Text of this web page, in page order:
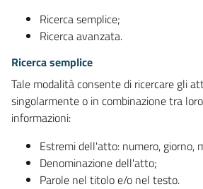
Ricerca semplice;
Ricerca avanzata.
Ricerca semplice
Tale modalità consente di ricercare gli
singolarmente o in combinazione tra
informazioni:
Estremi dell'atto: numero, giorno,
Denominazione dell'atto;
Parole nel titolo e/o nel testo.